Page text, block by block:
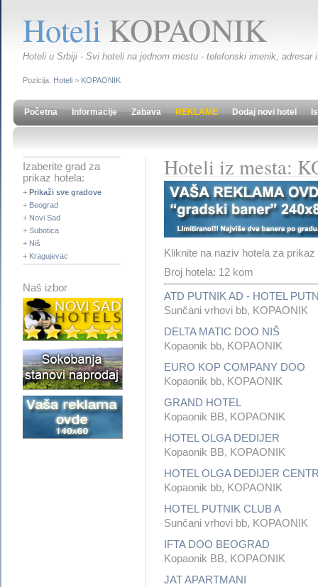
Hoteli KOPAONIK
Hoteli u Srbiji - Svi hoteli na jednom mestu - telefonski imenik, adresar
Pozicija: Hoteli > KOPAONIK
Početna Informacije Zabava REKLAME Dodaj novi hotel
Izaberite grad za
prikaz hotela:
+ Prikaži sve gradove
+ Beograd
+ Novi Sad
+ Subotica
+ Niš
+ Kragujevac
Naš izbor
Hoteli iz mesta:
Kliknite na naziv hotela za
Broj hotela: 12 kom
ATD PUTNIK AD - HOTEL
Sunčani vrhovi bb, KOPAONIK
DELTA MATIC DOO NIŠ
Kopaonik bb, KOPAONIK
EURO KOP COMPANY DOO
Kopaonik bb, KOPAONIK
GRAND HOTEL
Kopaonik BB, KOPAONIK
HOTEL OLGA DEDIJER
Kopaonik BB, KOPAONIK
HOTEL OLGA DEDIJER
Kopaonik bb, KOPAONIK
HOTEL PUTNIK CLUB A
Sunčani vrhovi bb, KOPAONIK
IFTA DOO BEOGRAD
Kopaonik BB, KOPAONIK
JAT APARTMANI